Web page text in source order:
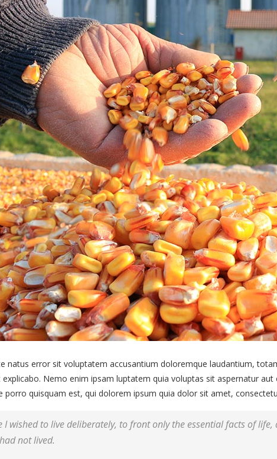
natus error sit voluptatem accusantium doloremque laudantium,
Nemo enim ipsam luptatem quia voluptas sit aspernatur
porro quisquam est, qui dolorem ipsum quia dolor sit amet,
I wished to live deliberately, to front only the essential facts of
not lived.